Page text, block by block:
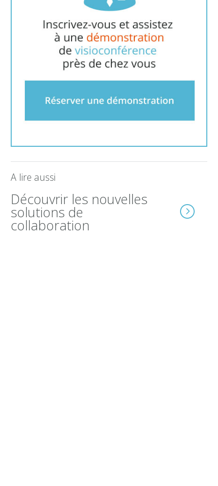
A lire aussi
Découvrir les nouvelles
solutions de
collaboration